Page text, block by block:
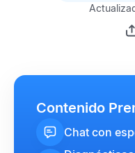
Contenido
Chat con